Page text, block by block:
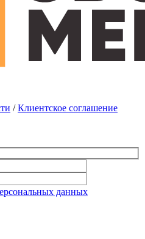
/Клиентское соглашение
данных